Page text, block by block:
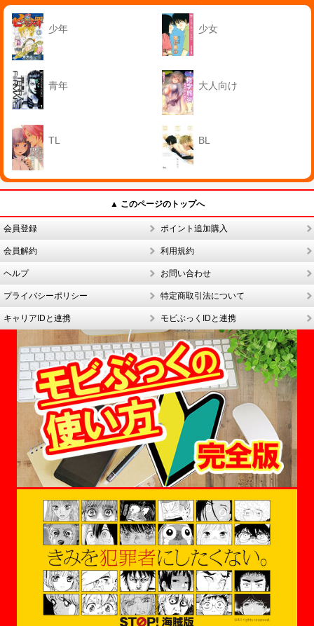
少年 少女
青年 大人向け
TL BL
▲ このページのトップへ
会員登録 ポイント追加購入
会員解約 利用規約
ヘルプ お問い合わせ
プライバシーポリシー 特定商取引法について
キャリアIDと連携 モビぶっくIDと連携